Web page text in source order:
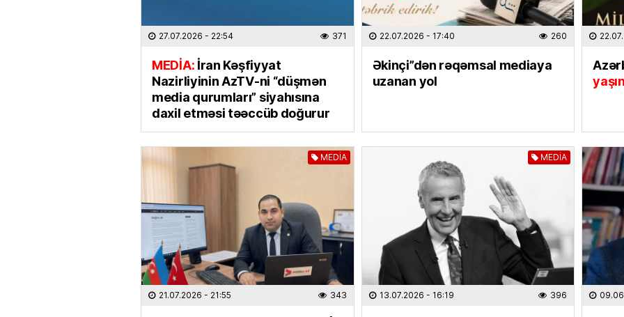
Salah
Yağış
İki
olundu
ELM VƏ
27.07.2026 - 22:54 371
MEDİA:İran Kəşfiyyat
Nazirliyinin AzTV-ni “düşmən
media qurumları” siyahısına
daxil etməsi təəccüb doğurur
22.07.2026 - 17:40 260
Əkinçi”dən rəqəmsal mediaya
uzanan yol
MEDİA
21.07.2026 - 21:55 343
MEDİA
13.07.2026 - 16:19 396